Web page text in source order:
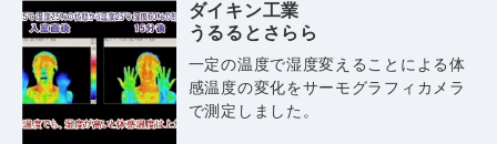
ダイキン工業
うるるとさらら
一定の温度で湿度変えることによる体
感温度の変化をサーモグラフィカメラ
で測定しました。